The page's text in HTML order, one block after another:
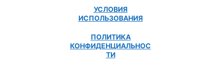
УСЛОВИЯ
ИСПОЛЬЗОВАНИЯ
ПОЛИТИКА
КОНФИДЕНЦИАЛЬНОС
ТИ